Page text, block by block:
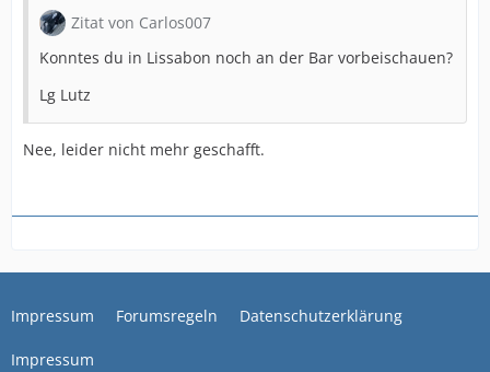
Zitat von Carlos007
Konntes du in Lissabon noch an der Bar vorbeischauen?
Lg Lutz
Nee, leider nicht mehr geschafft.
Impressum Forumsregeln Datenschutzerklärung
Impressum